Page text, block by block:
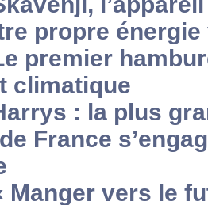
propre
premier
climatique
: la plus
France
Manger vers le